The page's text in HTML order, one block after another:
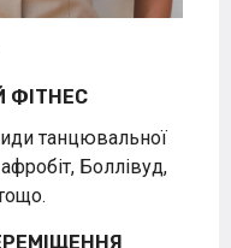
ФІТНЕС
танцювальної
афробіт, Боллівуд,